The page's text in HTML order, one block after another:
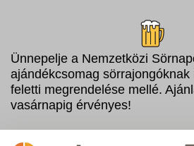
Ünnepelje a Nemzetközi
ajándékcsomag
feletti megrendelése mellé.
vasárnapig érvényes!